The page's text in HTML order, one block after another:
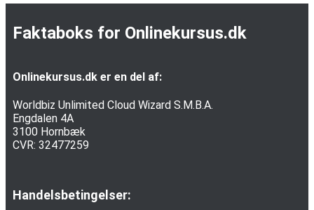
Faktaboks for Onlinekursus.dk
Onlinekursus.dk er en del af:
Worldbiz Unlimited Cloud Wizard S.M.B.A.
Engdalen 4A
3100 Hornbæk
CVR: 32477259
Handelsbetingelser: